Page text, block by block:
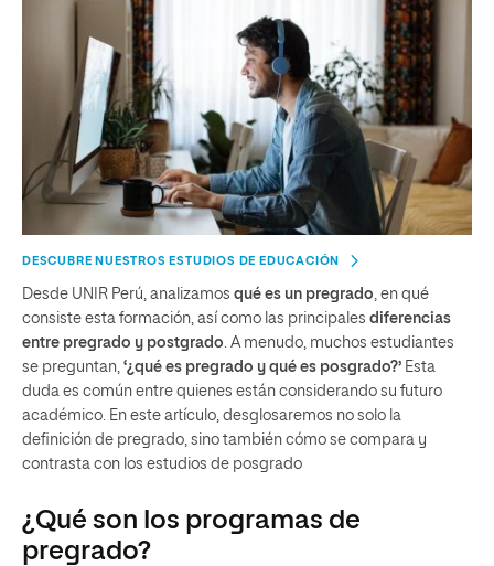
DESCUBRE NUESTROS ESTUDIOS DE EDUCACIÓN
Desde UNIR Perú, analizamos qué es un pregrado , en qué
consiste esta formación, así como las principales diferencias
entre pregrado y postgrado . A menudo, muchos estudiantes
se preguntan, ‘¿qué es pregrado y qué es posgrado?’ Esta
duda es común entre quienes están considerando su futuro
académico. En este artículo, desglosaremos no solo la
definición de pregrado, sino también cómo se compara y
contrasta con los estudios de posgrado
¿Qué son los programas de
pregrado?